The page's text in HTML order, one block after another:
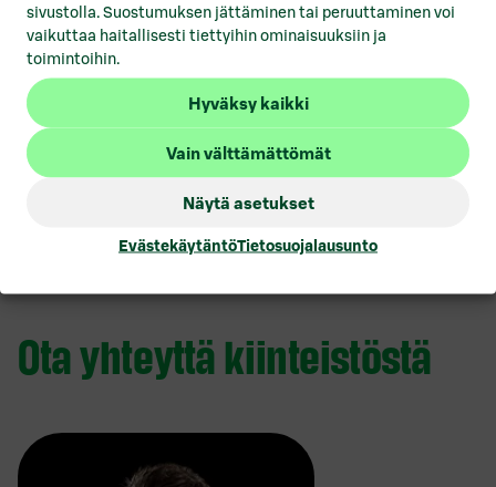
sivustolla. Suostumuksen jättäminen tai peruuttaminen voi
vaikuttaa haitallisesti tiettyihin ominaisuuksiin ja
toimintoihin.
Hyväksy kaikki
Vain välttämättömät
Näytä asetukset
EvästekäytäntöTietosuojalausunto
1,1 km
Juna-asema
4,9 km
Lentoasema
Ota yhteyttä kiinteistöstä